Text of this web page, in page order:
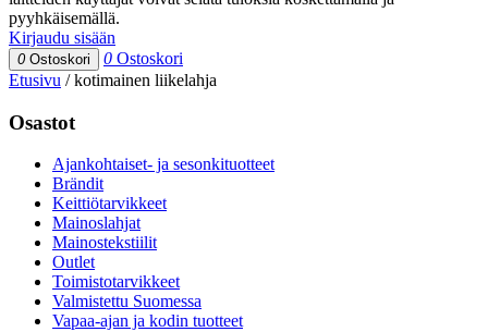
pyyhkäisemällä.
Kirjaudu sisään
0 Ostoskori 0 Ostoskori
Etusivu /kotimainen liikelahja
Osastot
Ajankohtaiset- ja sesonkituotteet
Brändit
Keittiötarvikkeet
Mainoslahjat
Mainostekstiilit
Outlet
Toimistotarvikkeet
Valmistettu Suomessa
Vapaa-ajan ja kodin tuotteet